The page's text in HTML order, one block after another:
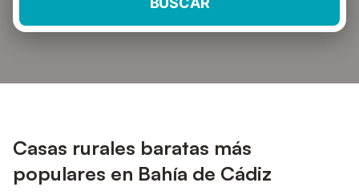
Casas rurales baratas más
populares en Bahía de Cádiz